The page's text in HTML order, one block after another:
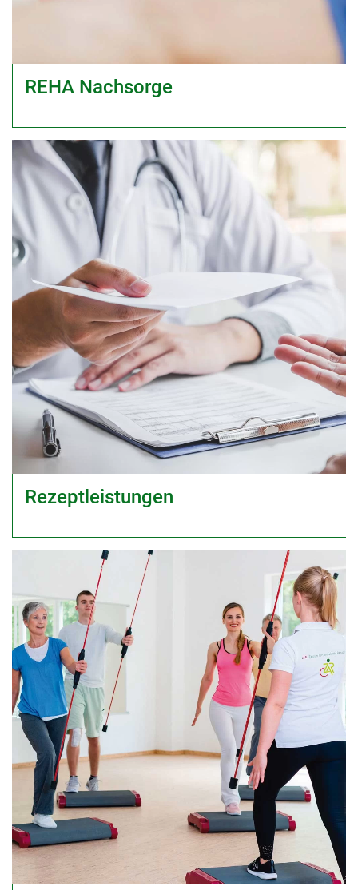
REHA Nachsorge
Rezeptleistungen